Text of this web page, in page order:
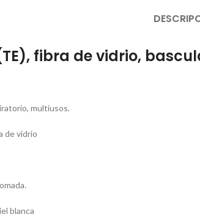
fibra de vidrio,
multiusos.
de vidrio
blanca